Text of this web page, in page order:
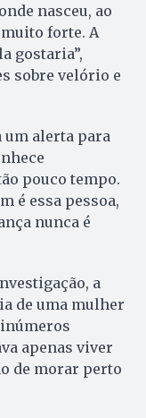
nasceu, ao
muito forte. A
gostaria”,
sobre velório e
um alerta para
pouco tempo.
é essa pessoa,
nunca é
a
de uma mulher
apenas viver
de morar perto